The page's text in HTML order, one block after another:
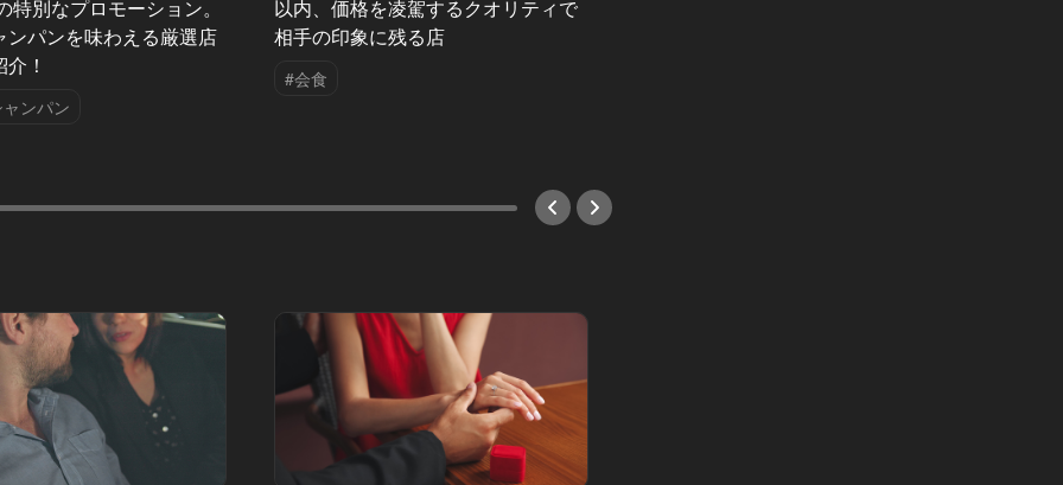
特別なプロモーション。
ンパンを味わえる厳選店
！
ンパン
以内、価格を凌駕するクオリティで
相手の印象に残る店
#会食